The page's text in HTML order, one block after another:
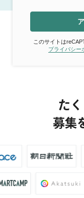
このサイトは
プライバシー
た
募集